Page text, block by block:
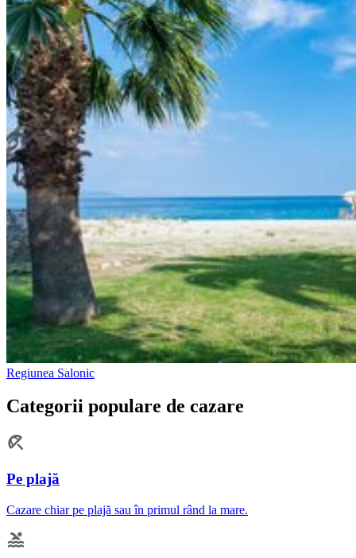
Regiunea Salonic
Categorii populare de cazare
Pe plajă
Cazare chiar pe plajă sau în primul rând la mare.